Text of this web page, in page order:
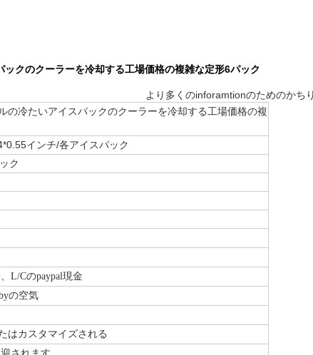
クのクーラーを冷却する工場価格の複雑な定形6パック
より多くのinforamtionのためのかち
の冷たいアイスパックのクーラーを冷却する工場価格の複
インチ/各アイスパック
ク
L/Cのpaypal現金
の空気
はカスタマイズされる